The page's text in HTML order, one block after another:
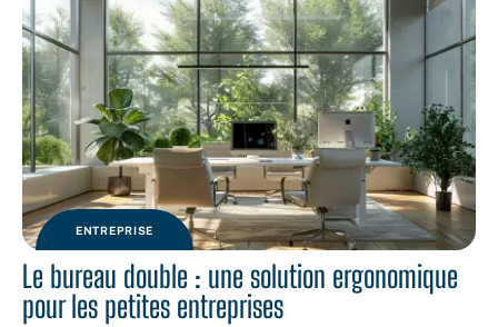
ENTREPRISE
Le bureau double : une solution ergonomique
pour les petites entreprises